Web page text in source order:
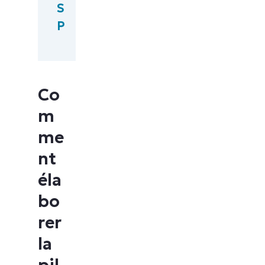
S
P
Co
m
me
nt
éla
bo
rer
la